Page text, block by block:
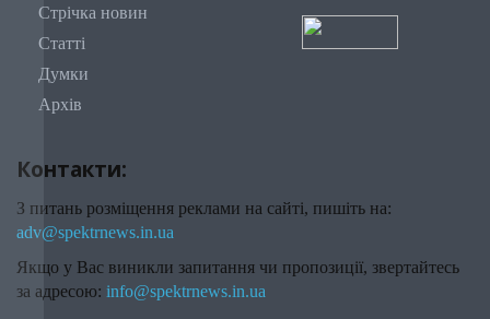
Стрічка новин
Статті
Думки
Архів
Контакти:
З питань розміщення реклами на сайті, пишіть на:
adv@spektrnews.in.ua
Якщо у Вас виникли запитання чи пропозиції, звертайтесь
за адресою: info@spektrnews.in.ua